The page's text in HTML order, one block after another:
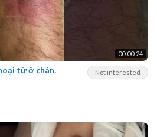
00:00:24
Not interested
tử ở chân.